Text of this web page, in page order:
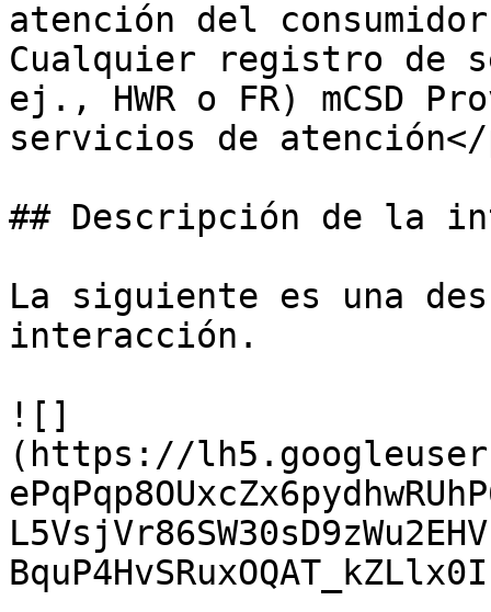
atención del consumidor
Cualquier registro de
ej., HWR o FR) mCSD
servicios de
## Descripción de la
La siguiente es una
interacción.
![]
(https://